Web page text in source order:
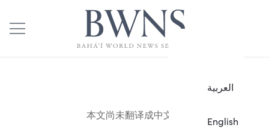
العربية
English
本文尚未翻译成中文。